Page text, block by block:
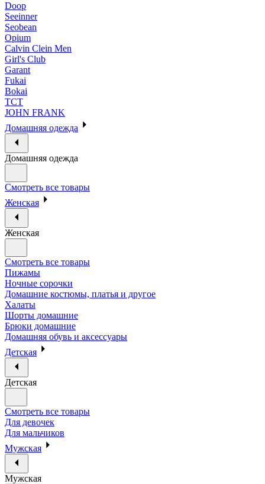
Doop
Seeinner
Seobean
Opium
Calvin Clein Men
Girl's Club
Garant
Fukai
Bokai
ТСТ
JOHN FRANK
Домашняя одежда
Домашняя одежда
Смотреть все товары
Женская
Женская
Смотреть все товары
Пижамы
Ночные сорочки
Домашние костюмы, платья и другое
Халаты
Шорты домашние
Брюки домашние
Домашняя обувь и аксессуары
Детская
Детская
Смотреть все товары
Для девочек
Для мальчиков
Мужская
Мужская